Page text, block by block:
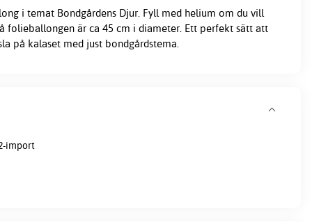
i temat Bondgårdens Djur. Fyll med helium om du vill
folieballongen är ca 45 cm i diameter. Ett perfekt sätt att
på kalaset med just bondgårdstema.
import